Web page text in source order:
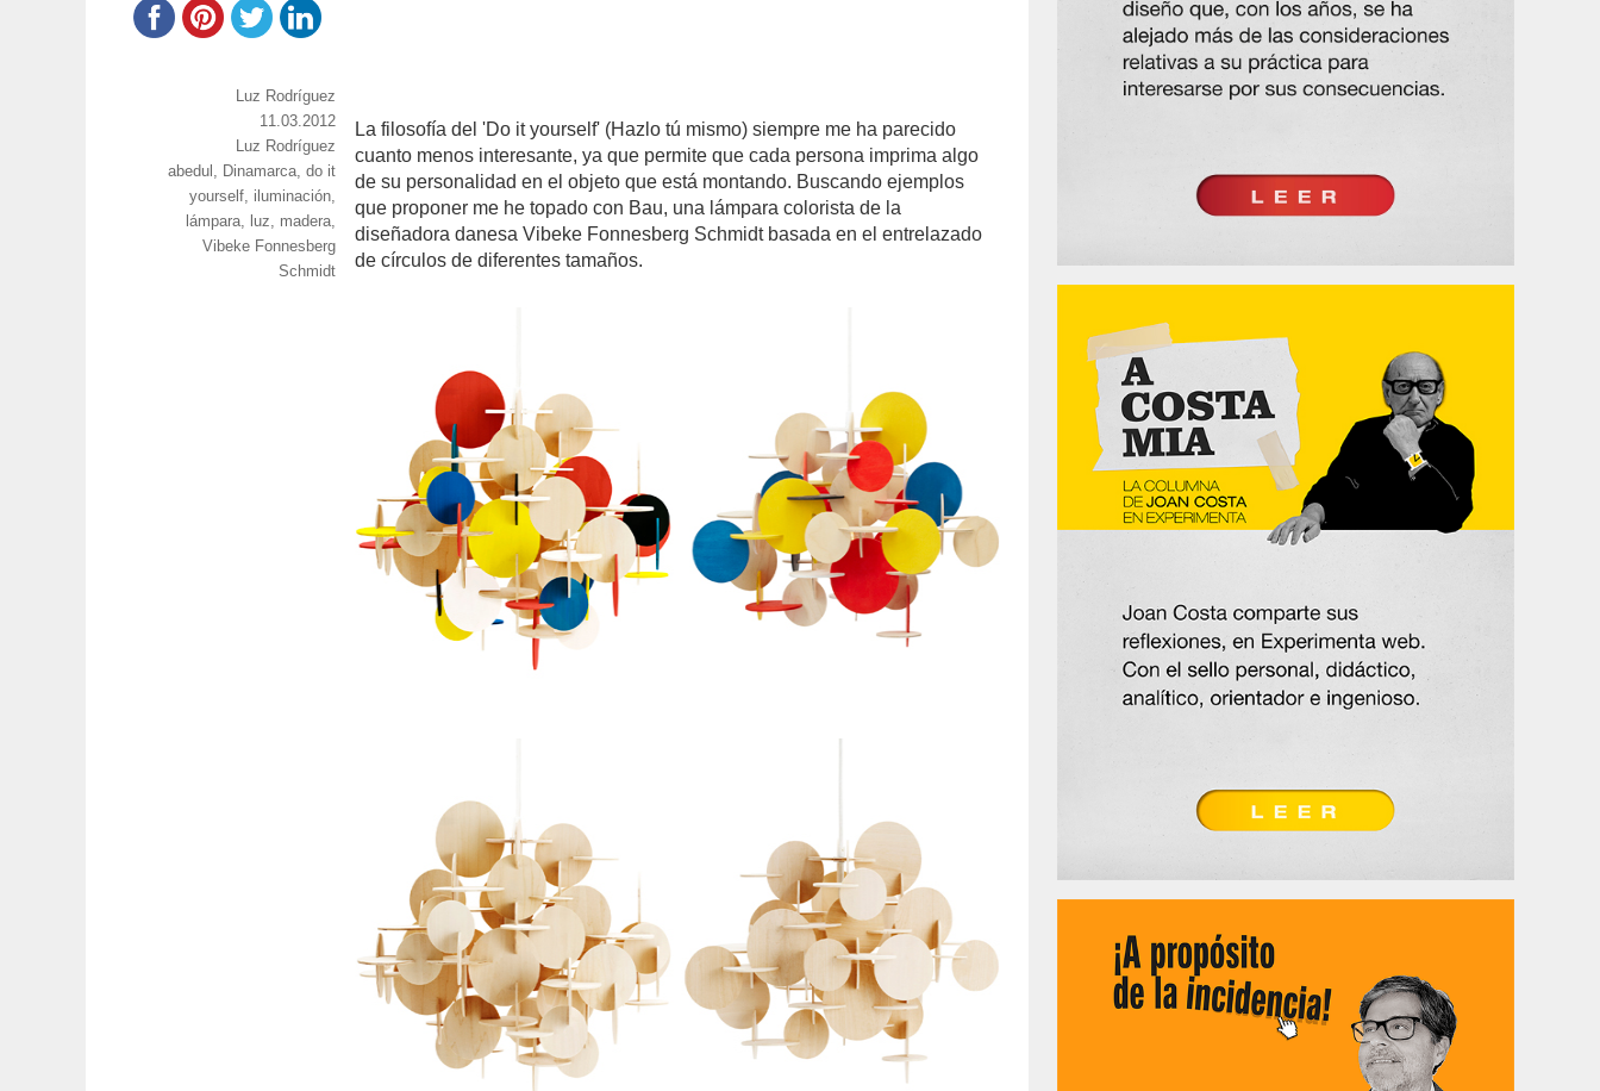
La filosofía del 'Do it yourself' (Hazlo tú mismo) siempre me ha parecido
cuanto menos interesante, ya que permite que cada persona imprima algo
de su personalidad en el objeto que está montando. Buscando ejemplos
que proponer me he topado con Bau, una lámpara colorista de la
diseñadora danesa Vibeke Fonnesberg Schmidt basada en el entrelazado
de círculos de diferentes tamaños.
https://www.experimenta.es/author/Luz%20Rodríguez/
Luz Rodríguez
Publicado
el
11.03.2012
Categorías
Luz Rodríguez
Etiquetas
abedul Dinamarca ,do it
yourself iluminación
lámpara luz madera
Vibeke Fonnesberg
Schmidt